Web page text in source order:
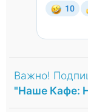
Важно!
"Наше Кафе: